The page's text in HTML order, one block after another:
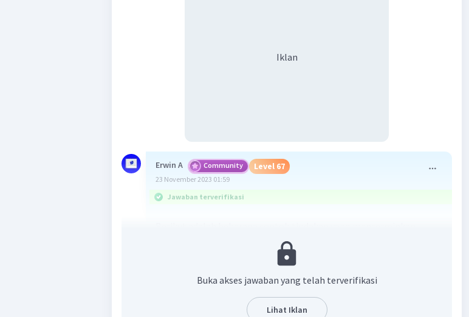
Iklan
Erwin A Community Level 67
23 November 2023 01:59
Jawaban terverifikasi
manusia sebagai makhluk berbudaya:
Membuat dan menggunakan alat
Manusia adalah makhluk yang kreatif dan inovatif. Salah satu
buktinya adalah kemampuan manusia untuk membuat dan
Buka akses jawaban yang telah terverifikasi
Lihat Iklan